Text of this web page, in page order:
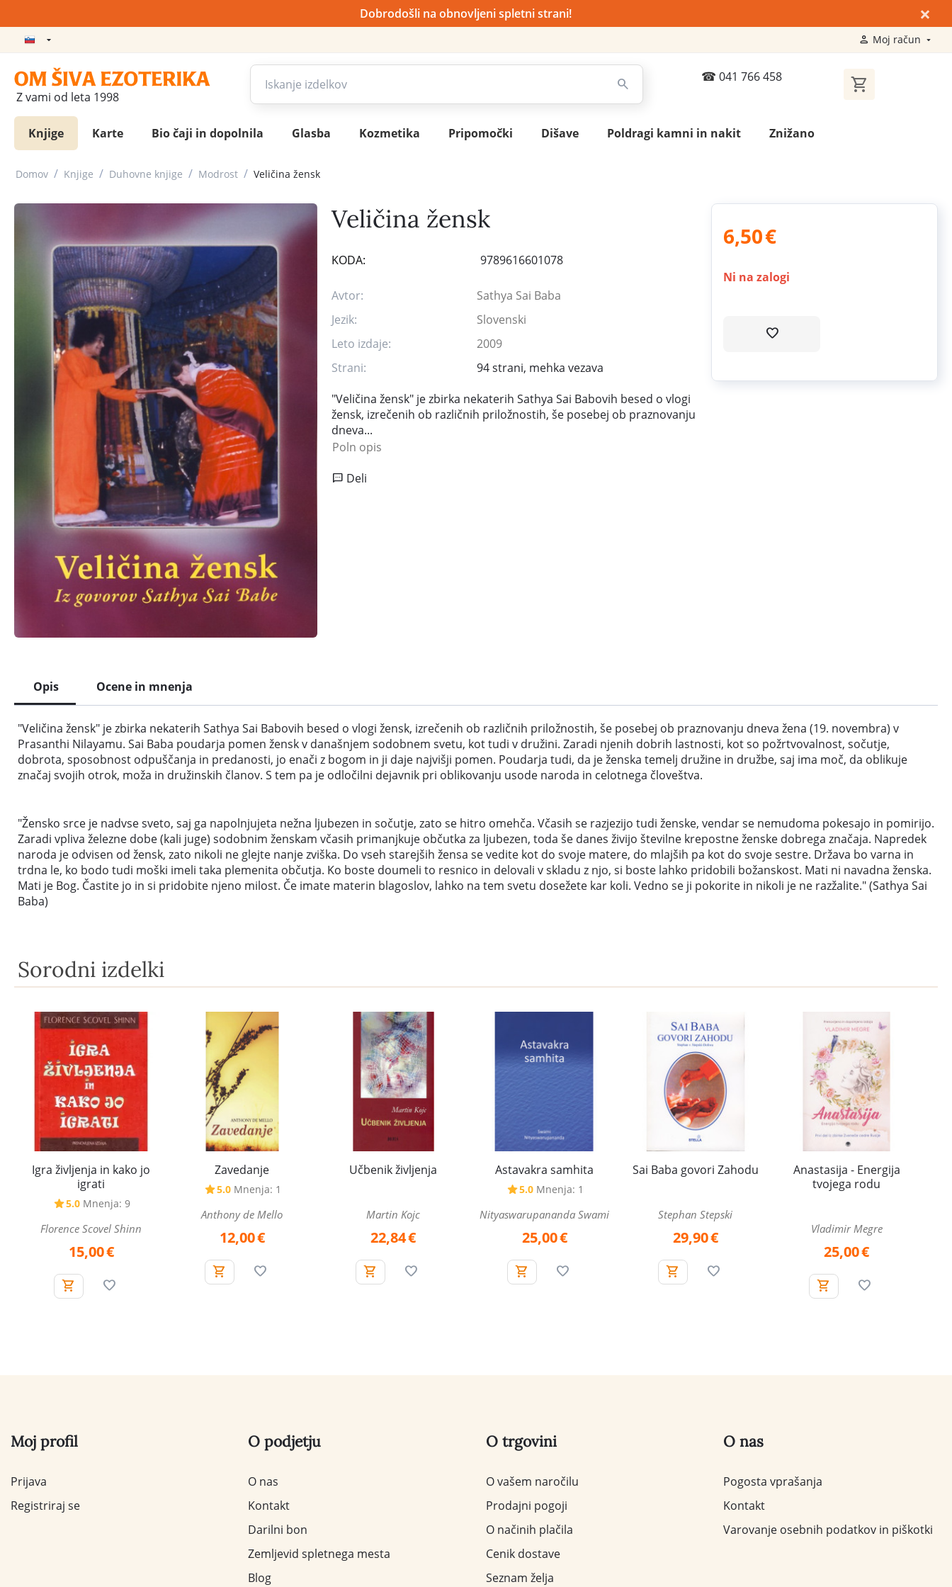
Dobrodošli na obnovljeni spletni strani! ×
Moj račun
Z vami od leta 1998
041 766 458
Knjige Karte Bio čaji in dopolnila Glasba Kozmetika Pripomočki Dišave Poldragi kamni in nakit Znižano
Domov / Knjige / Duhovne knjige / Modrost / Veličina žensk
Veličina žensk
KODA: 9789616601078
Avtor:
Sathya Sai Baba
Jezik:
Slovenski
Leto izdaje:
2009
Strani:
94 strani, mehka vezava
"Veličina žensk" je zbirka nekaterih Sathya Sai Babovih besed o vlogi
žensk, izrečenih ob različnih priložnostih, še posebej ob praznovanju
dneva...
Poln opis
6,50€
Ni na zalogi
Deli
Opis Ocene in mnenja
"Veličina žensk" je zbirka nekaterih Sathya Sai Babovih besed o vlogi žensk, izrečenih ob različnih priložnostih, še posebej ob praznovanju dneva žena (19. novembra) v
Prasanthi Nilayamu. Sai Baba poudarja pomen žensk v današnjem sodobnem svetu, kot tudi v družini. Zaradi njenih dobrih lastnosti, kot so požrtvovalnost, sočutje,
dobrota, sposobnost odpuščanja in predanosti, jo enači z bogom in ji daje najvišji pomen. Poudarja tudi, da je ženska temelj družine in družbe, saj ima moč, da oblikuje
značaj svojih otrok, moža in družinskih članov. S tem pa je odločilni dejavnik pri oblikovanju usode naroda in celotnega človeštva.
"Žensko srce je nadvse sveto, saj ga napolnjujeta nežna ljubezen in sočutje, zato se hitro omehča. Včasih se razjezijo tudi ženske, vendar se nemudoma pokesajo in pomirijo.
Zaradi vpliva železne dobe (kali juge) sodobnim ženskam včasih primanjkuje občutka za ljubezen, toda še danes živijo številne krepostne ženske dobrega značaja. Napredek
naroda je odvisen od žensk, zato nikoli ne glejte nanje zviška. Do vseh starejših žensa se vedite kot do svoje matere, do mlajših pa kot do svoje sestre. Država bo varna in
trdna le, ko bodo tudi moški imeli taka plemenita občutja. Ko boste doumeli to resnico in delovali v skladu z njo, si boste lahko pridobili božanskost. Mati ni navadna ženska.
Mati je Bog. Častite jo in si pridobite njeno milost. Če imate materin blagoslov, lahko na tem svetu dosežete kar koli. Vedno se ji pokorite in nikoli je ne razžalite." (Sathya Sai
Baba)
Sorodni izdelki
Igra življenja in kako jo
igrati
5.0 Mnenja: 9
Florence Scovel Shinn
15,00€
Zavedanje
5.0 Mnenja: 1
Anthony de Mello
12,00€
Učbenik življenja
Martin Kojc
22,84€
Astavakra samhita
5.0 Mnenja: 1
Nityaswarupananda Swami
25,00€
Sai Baba govori Zahodu
Stephan Stepski
29,90€
Anastasija - Energija
tvojega rodu
Vladimir Megre
25,00€
Moj profil
Prijava
Registriraj se
O podjetju
O nas
Kontakt
Darilni bon
Zemljevid spletnega mesta
Blog
O trgovini
O vašem naročilu
Prodajni pogoji
O načinih plačila
Cenik dostave
Seznam želja
O nas
Pogosta vprašanja
Kontakt
Varovanje osebnih podatkov in piškotki